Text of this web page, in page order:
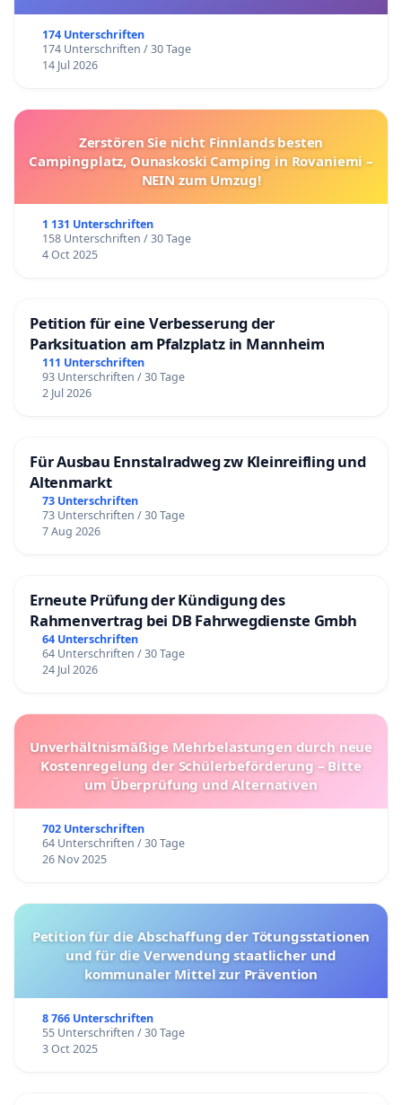
174 Unterschriften
174 Unterschriften / 30 Tage
14 Jul 2026
Zerstören Sie nicht Finnlands besten
Campingplatz, Ounaskoski Camping in Rovaniemi –
NEIN zum Umzug!
1 131 Unterschriften
158 Unterschriften / 30 Tage
4 Oct 2025
Petition für eine Verbesserung der
Parksituation am Pfalzplatz in Mannheim
111 Unterschriften
93 Unterschriften / 30 Tage
2 Jul 2026
Für Ausbau Ennstalradweg zw Kleinreifling und
Altenmarkt
73 Unterschriften
73 Unterschriften / 30 Tage
7 Aug 2026
Erneute Prüfung der Kündigung des
Rahmenvertrag bei DB Fahrwegdienste Gmbh
64 Unterschriften
64 Unterschriften / 30 Tage
24 Jul 2026
Unverhältnismäßige Mehrbelastungen durch neue
Kostenregelung der Schülerbeförderung – Bitte
um Überprüfung und Alternativen
702 Unterschriften
64 Unterschriften / 30 Tage
26 Nov 2025
Petition für die Abschaffung der Tötungsstationen
und für die Verwendung staatlicher und
kommunaler Mittel zur Prävention
8 766 Unterschriften
55 Unterschriften / 30 Tage
3 Oct 2025